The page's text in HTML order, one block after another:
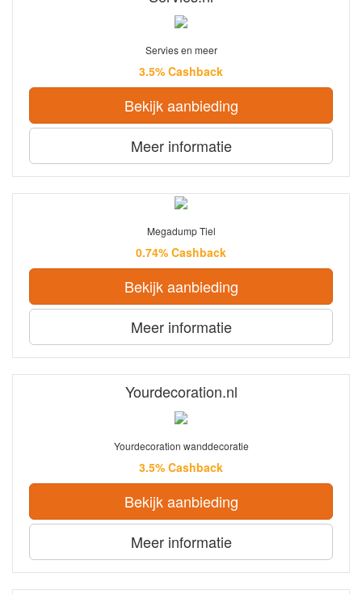
Servies en meer
3.5% Cashback
Bekijk aanbieding
Meer informatie
Megadump Tiel
0.74% Cashback
Bekijk aanbieding
Meer informatie
Yourdecoration.nl
Yourdecoration wanddecoratie
3.5% Cashback
Bekijk aanbieding
Meer informatie